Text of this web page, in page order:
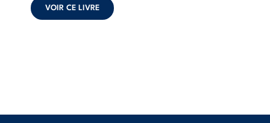
déclaration
d’existence pour ...
VOIR CE LIVRE